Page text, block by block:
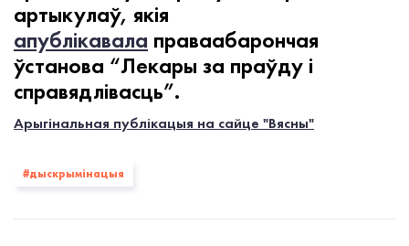
артыкулаў, якія
апублікавала праваабарончая
ўстанова “Лекары за праўду і
справядлівасць”.
Арыгінальная публікацыя на сайце "Вясны"
#дыскрымінацыя